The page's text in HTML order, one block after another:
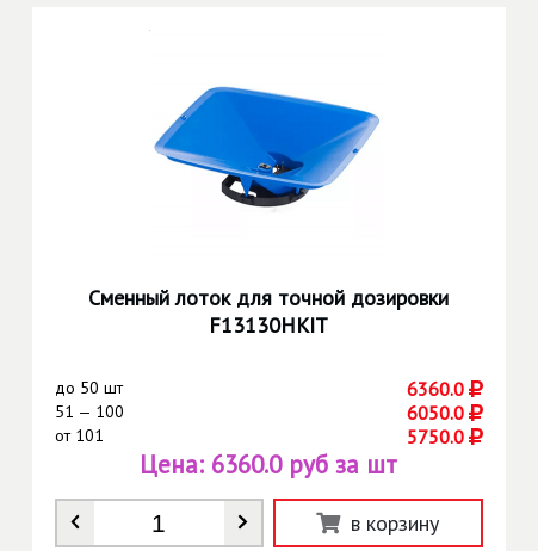
Сменный лоток для точной дозировки
F13130HKIT
до 50 шт 6360.0
51 — 100 6050.0
от101 5750.0
Количество *
Цена: 6360.0 руб за шт
в корзину